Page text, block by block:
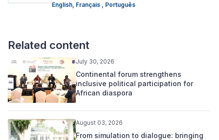
English, Français , Português
Related content
July 30, 2026
Continental forum strengthens
inclusive political participation for
African diaspora
August 03, 2026
From simulation to dialogue: bringing